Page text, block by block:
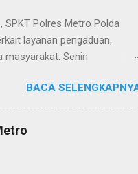
Polres Metro Polda
layanan pengaduan,
masyarakat. Senin
Kapolres Metro AKBP
berusaha memberikan
baik informasi
Kepolisian, ketika telah
BACA